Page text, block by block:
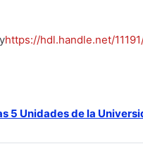
https://hdl.handle.net/
5 Unidades de la